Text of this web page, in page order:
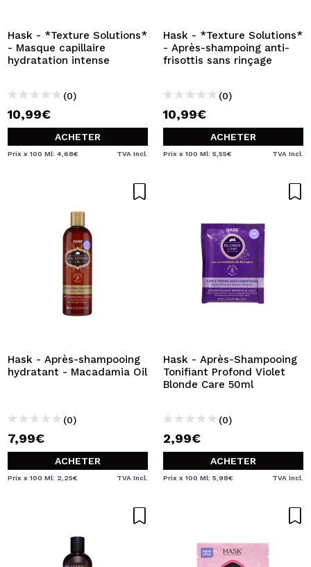
Hask - *Texture Solutions*
- Masque capillaire
hydratation intense
(0)
10,99€
ACHETER
Prix x 100 Ml: 4,68€ TVA Incl.
Hask - *Texture Solutions*
- Après-shampoing anti-
frisottis sans rinçage
(0)
10,99€
ACHETER
Prix x 100 Ml: 5,55€ TVA Incl.
Hask - Après-shampooing
hydratant - Macadamia Oil
(0)
7,99€
ACHETER
Prix x 100 Ml: 2,25€ TVA Incl.
Hask - Après-Shampooing
Tonifiant Profond Violet
Blonde Care 50ml
(0)
2,99€
ACHETER
Prix x 100 Ml: 5,98€ TVA Incl.